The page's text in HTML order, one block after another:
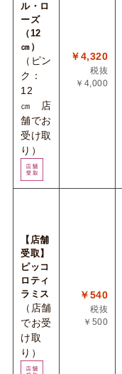
ル・ロ
ーズ
（12
㎝）
（ピン
ク：
12
㎝ 店
舗でお
受け取
り）
￥4,320
税抜
￥4,000
【店舗
受取】
ピッコ
ロティ
ラミス
（店舗
でお受
け取
り）
￥540
税抜
￥500